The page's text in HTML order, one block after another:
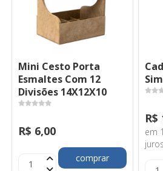
Mini Cesto Porta
Esmaltes Com 12
Divisões 14X12X10
R$ 6,00
comprar
R$
em
juros